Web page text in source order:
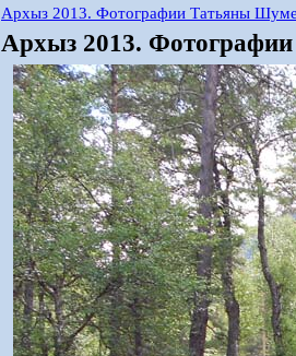
Архыз 2013. Фотографии Татьяны
Архыз 2013.